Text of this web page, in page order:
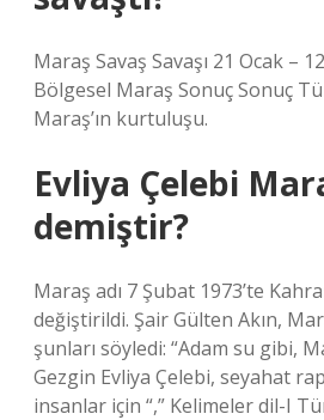
Maraş Savaş Savaşı 21 Ocak –
Bölgesel Maraş Sonuç Sonuç
Maraş’ın kurtuluşu.
Evliya Çelebi
demiştir?
Maraş adı 7 Şubat 1973’te
değiştirildi. Şair Gülten Akın,
şunları söyledi: “Adam su gibi,
Gezgin Evliya Çelebi, seyahat
insanlar için “,” Kelimeler dil-I